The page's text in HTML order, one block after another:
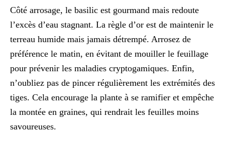
Côté arrosage, le basilic est gourmand mais redoute
l’excès d’eau stagnant. La règle d’or est de maintenir le
terreau humide mais jamais détrempé. Arrosez de
préférence le matin, en évitant de mouiller le feuillage
pour prévenir les maladies cryptogamiques. Enfin,
n’oubliez pas de pincer régulièrement les extrémités des
tiges. Cela encourage la plante à se ramifier et empêche
la montée en graines, qui rendrait les feuilles moins
savoureuses.